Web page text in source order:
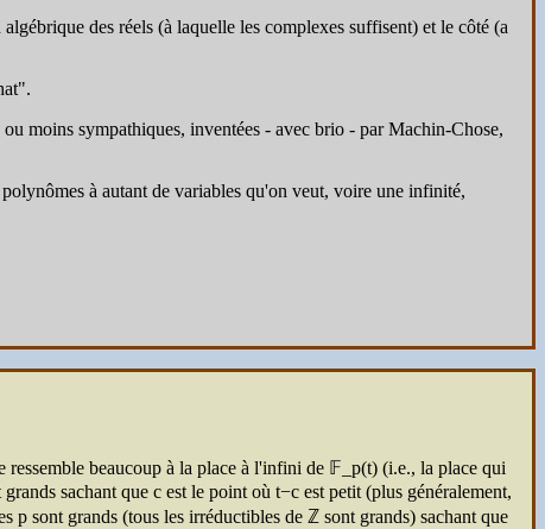
des réels (à laquelle les complexes suffisent) et le côté (a
moins sympathiques, inventées - avec brio - par Machin-Chose,
à autant de variables qu'on veut, voire une infinité,
beaucoup à la place à l'infini de 𝔽_p(t) (i.e., la place qui
sachant que c est le point où t−c est petit (plus généralement,
sont grands (tous les irréductibles de ℤ sont grands) sachant que